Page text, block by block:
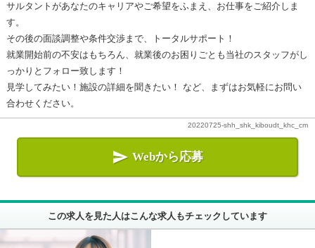
サルタントがあなたのキャリアやご希望をふまえ、お仕事をご紹介しま
す。
その後の面談調整や条件交渉まで、トータルサポート！
就業開始前の不安はもちろん、就業後のお困りごとも当社のスタッフがし
っかりとフォロー致します！
見学してみたい！施設の詳細を聞きたい！ など、まずはお気軽にお問い
合わせください。
20220725-shh_shk_kiboudt_khc_cm
 Webから応募
この求人を見た人はこんな求人もチェックしています